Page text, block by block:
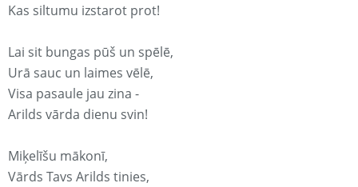
Kas siltumu izstarot prot!
Lai sit bungas pūš un spēlē,
Urā sauc un laimes vēlē,
Visa pasaule jau zina -
Arilds vārda dienu svin!
Miķelīšu mākonī,
Vārds Tavs Arilds tinies,